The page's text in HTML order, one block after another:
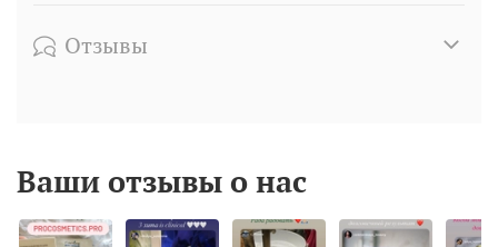
Отзывы
Ваши отзывы о нас